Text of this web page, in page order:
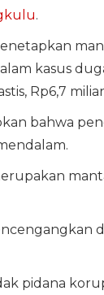
.
kasus
Rp6,7
bahwa
pidana